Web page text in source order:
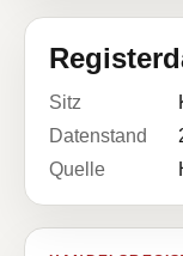
Sitz
Datenstand
Quelle